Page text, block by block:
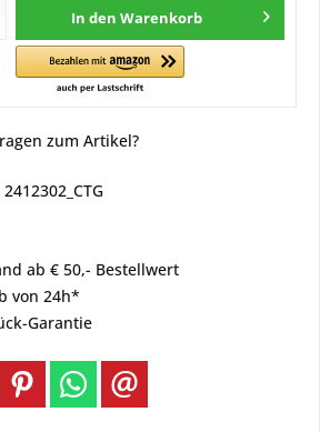
In den Warenkorb
zum Artikel?
2412302_CTG
ab € 50,- Bestellwert
von 24h*
Garantie